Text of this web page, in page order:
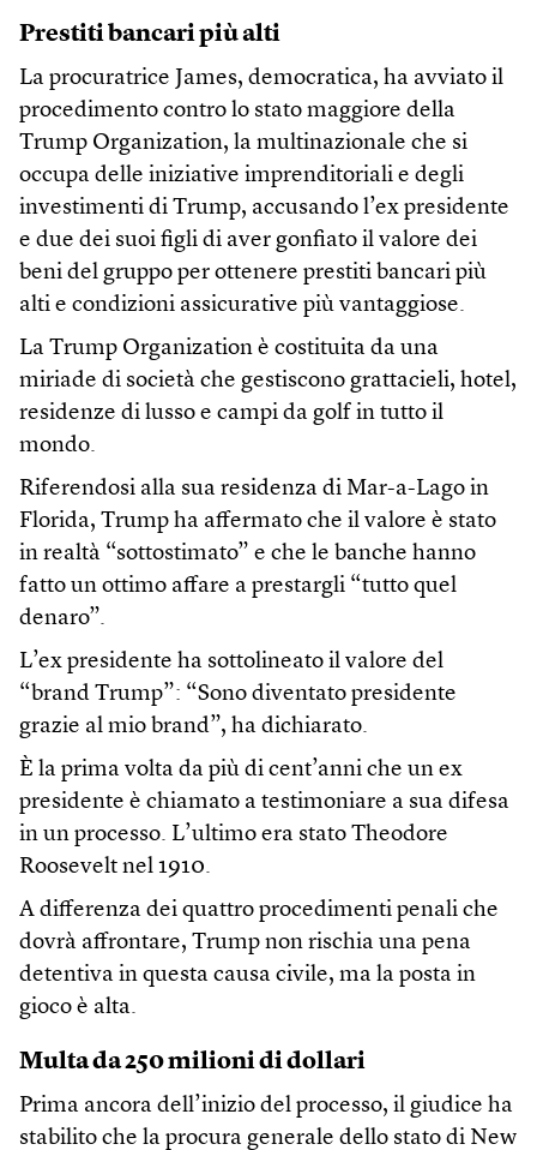
Prestiti bancari più alti
La procuratrice James, democratica, ha avviato il
procedimento contro lo stato maggiore della
Trump Organization, la multinazionale che si
occupa delle iniziative imprenditoriali e degli
investimenti di Trump, accusando l’ex presidente
e due dei suoi figli di aver gonfiato il valore dei
beni del gruppo per ottenere prestiti bancari più
alti e condizioni assicurative più vantaggiose.
La Trump Organization è costituita da una
miriade di società che gestiscono grattacieli, hotel,
residenze di lusso e campi da golf in tutto il
mondo.
Riferendosi alla sua residenza di Mar-a-Lago in
Florida, Trump ha affermato che il valore è stato
in realtà “sottostimato” e che le banche hanno
fatto un ottimo affare a prestargli “tutto quel
denaro”.
L’ex presidente ha sottolineato il valore del
“brand Trump”: “Sono diventato presidente
grazie al mio brand”, ha dichiarato.
È la prima volta da più di cent’anni che un ex
presidente è chiamato a testimoniare a sua difesa
in un processo. L’ultimo era stato Theodore
Roosevelt nel 1910.
A differenza dei quattro procedimenti penali che
dovrà affrontare, Trump non rischia una pena
detentiva in questa causa civile, ma la posta in
gioco è alta.
Multa da 250 milioni di dollari
Prima ancora dell’inizio del processo, il giudice ha
stabilito che la procura generale dello stato di New